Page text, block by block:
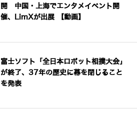
開 中国・上海でエンタメイベント開
催、LimXが出展 【動画】
富士ソフト「全日本ロボット相撲大会」
が終了、37年の歴史に幕を閉じること
を発表